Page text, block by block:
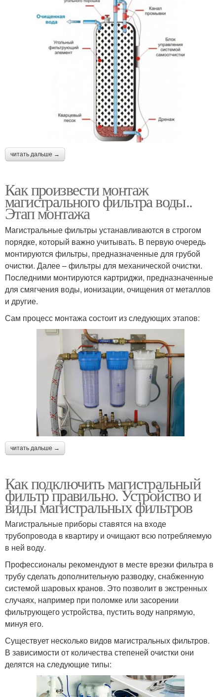
читать дальше →
Как произвести монтаж
магистрального фильтра воды..
Этап монтажа
Магистральные фильтры устанавливаются в строгом
порядке, который важно учитывать. В первую очередь
монтируются фильтры, предназначенные для грубой
очистки. Далее – фильтры для механической очистки.
Последними монтируются картриджи, предназначенные
для смягчения воды, ионизации, очищения от металлов
и другие.
Сам процесс монтажа состоит из следующих этапов:
читать дальше →
Как подключить магистральный
фильтр правильно. Устройство и
виды магистральных фильтров
Магистральные приборы ставятся на входе
трубопровода в квартиру и очищают всю потребляемую
в ней воду.
Профессионалы рекомендуют в месте врезки фильтра в
трубу сделать дополнительную разводку, снабженную
системой шаровых кранов. Это позволит в экстренных
случаях, например при поломке или засорении
фильтрующего устройства, пустить воду напрямую,
минуя его.
Существует несколько видов магистральных фильтров.
В зависимости от количества степеней очистки они
делятся на следующие типы: